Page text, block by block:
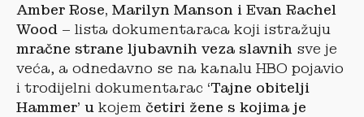
Amber Rose, Marilyn Manson i Evan Rachel
Wood – lista dokumentaraca koji istražuju
mračne strane ljubavnih veza slavnih sve je
veća, a odnedavno se na kanalu HBO pojavio
i trodijelni dokumentarac ‘Tajne obitelji
Hammer’ u kojem četiri žene s kojima je